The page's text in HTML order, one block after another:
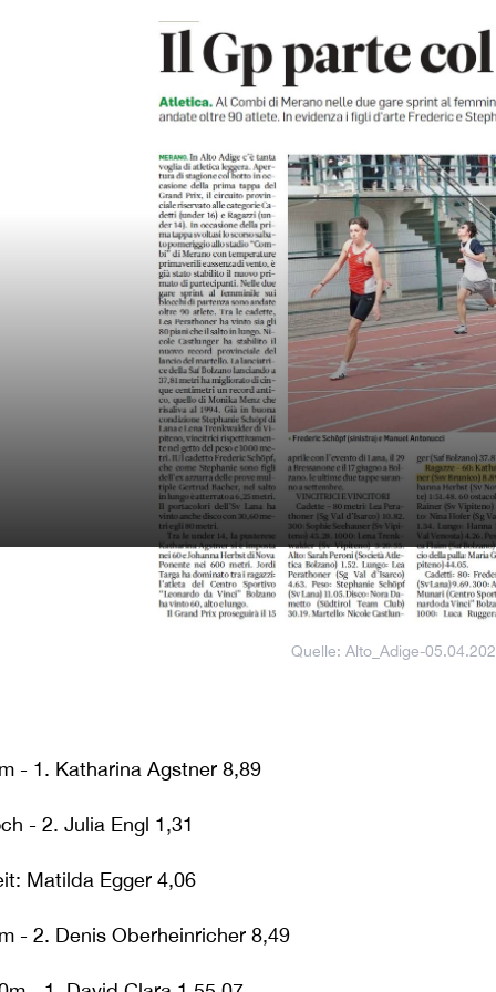
Quelle: Alto_Adige-
- 1. Katharina Agstner 8,89
- 2. Julia Engl 1,31
Matilda Egger 4,06
- 2. Denis Oberheinricher 8,49